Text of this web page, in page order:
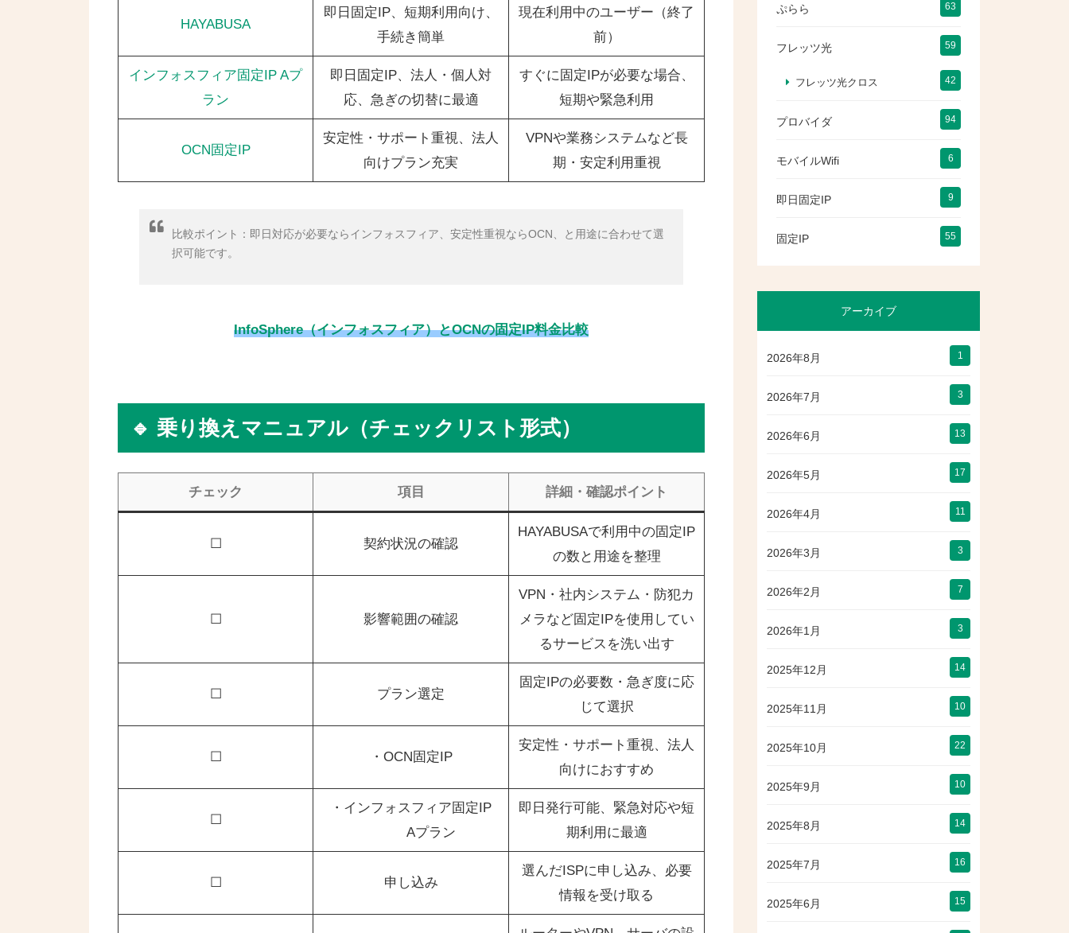
HAYABUSA
即日固定IP、短期利用向け、
手続き簡単
現在利用中のユーザー（終了
前）
インフォスフィア固定IP Aプ
ラン
即日固定IP、法人・個人対
応、急ぎの切替に最適
すぐに固定IPが必要な場合、
短期や緊急利用
OCN固定IP
安定性・サポート重視、法人
向けプラン充実
VPNや業務システムなど長
期・安定利用重視
比較ポイント：即日対応が必要ならインフォスフィア、安定性重視ならOCN、と用途に合わせて選
択可能です。
InfoSphere（インフォスフィア）とOCNの固定IP料金比較
🔹 乗り換えマニュアル（チェックリスト形式）
チェック 項目 詳細・確認ポイント
☐ 契約状況の確認
HAYABUSAで利用中の固定IP
の数と用途を整理
☐ 影響範囲の確認
VPN・社内システム・防犯カ
メラなど固定IPを使用してい
るサービスを洗い出す
☐ プラン選定
固定IPの必要数・急ぎ度に応
じて選択
☐ ・OCN固定IP
安定性・サポート重視、法人
向けにおすすめ
☐
・インフォスフィア固定IP
Aプラン
即日発行可能、緊急対応や短
期利用に最適
☐ 申し込み
選んだISPに申し込み、必要
情報を受け取る
ぷらら 63
フレッツ光 59
フレッツ光クロス 42
プロバイダ 94
モバイルWifi 6
即日固定IP 9
固定IP 55
アーカイブ
2026年8月 1
2026年7月 3
2026年6月 13
2026年5月 17
2026年4月 11
2026年3月 3
2026年2月 7
2026年1月 3
2025年12月 14
2025年11月 10
2025年10月 22
2025年9月 10
2025年8月 14
2025年7月 16
2025年6月 15